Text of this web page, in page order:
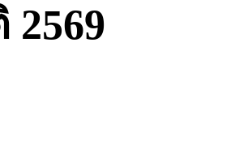
2569